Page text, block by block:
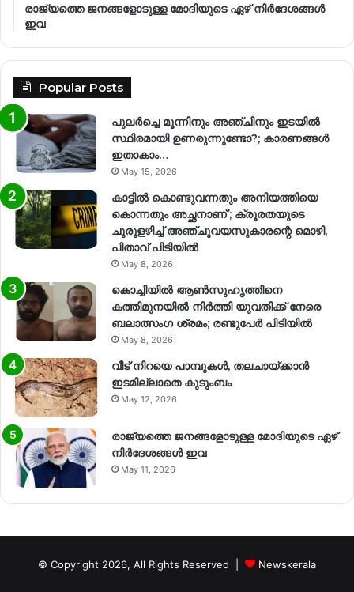
രാജ്യത്തെ ജനങ്ങളോടുള്ള മോദിയുടെ ഏഴ് നിര്‍ദേശങ്ങള്‍
ഇവ
Popular Posts
പുലർച്ചെ മൂന്നിനും അഞ്ചിനും ഇടയിൽ
സ്ഥിരമായി ഉണരുന്നുണ്ടോ?; കാരണങ്ങള്‍
ഇതാകാം…
May 15, 2026
കാട്ടിൽ കൊണ്ടുവന്നതും അനിയത്തിയെ
കൊന്നതും അച്ഛനാണ്’; ക്രൂരതയുടെ
ചുരുളഴിച്ച് അഞ്ചുവയസുകാരന്റെ മൊഴി,
പിതാവ് പിടിയിൽ
May 8, 2026
കൊച്ചിയിൽ ആൺസുഹൃത്തിനെ
കത്തിമുനയിൽ നിർത്തി യുവതിക്ക് നേരെ
ബലാത്സംഗ​ ശ്രമം; രണ്ടുപേർ പിടിയിൽ
May 8, 2026
വീട് നിറയെ പാമ്പുകൾ, തലചായ്ക്കാൻ
ഇടമില്ലാതെ കുടുംബം
May 12, 2026
രാജ്യത്തെ ജനങ്ങളോടുള്ള മോദിയുടെ ഏഴ്
നിര്‍ദേശങ്ങള്‍ ഇവ
May 11, 2026
© Copyright 2026, All Rights Reserved | Newskerala